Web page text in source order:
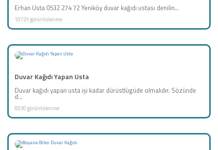
Erhan Usta 0532 274 72 Yeniköy duvar kağıdı ustası denilin...
10725 görüntülenme
Duvar Kağıdı Yapan Usta
Duvar kağıdı yapan usta işi kadar dürüstlügüde olmalıdır. Sözünde
d...
8330 görüntülenme